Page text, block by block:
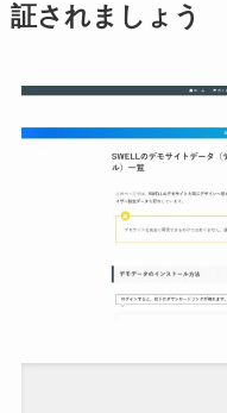
証されましょう